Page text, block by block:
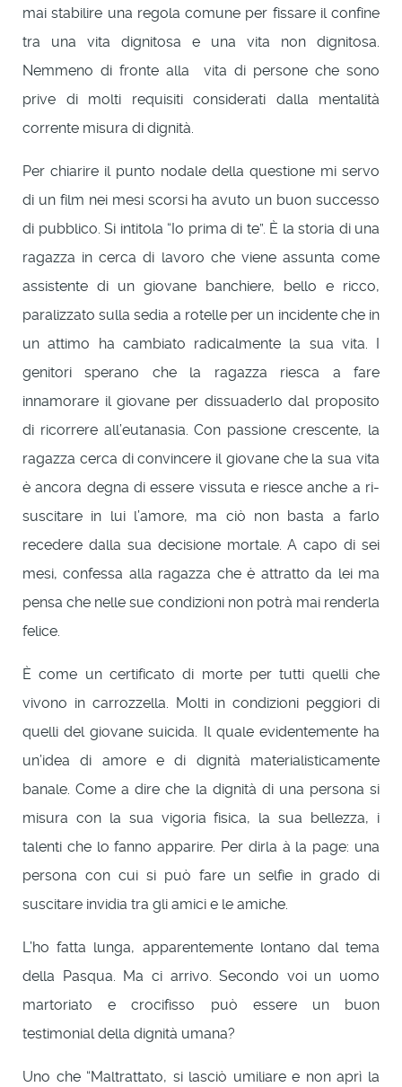
mai stabilire una regola comune per fissare il confine
tra una vita dignitosa e una vita non dignitosa.
Nemmeno di fronte alla vita di persone che sono
prive di molti requisiti considerati dalla mentalità
corrente misura di dignità.
Per chiarire il punto nodale della questione mi servo
di un film nei mesi scorsi ha avuto un buon successo
di pubblico. Si intitola “Io prima di te”. È la storia di una
ragazza in cerca di lavoro che viene assunta come
assistente di un giovane banchiere, bello e ricco,
paralizzato sulla sedia a rotelle per un incidente che in
un attimo ha cambiato radicalmente la sua vita. I
genitori sperano che la ragazza riesca a fare
innamorare il giovane per dissuaderlo dal proposito
di ricorrere all’eutanasia. Con passione crescente, la
ragazza cerca di convincere il giovane che la sua vita
è ancora degna di essere vissuta e riesce anche a ri-
suscitare in lui l’amore, ma ciò non basta a farlo
recedere dalla sua decisione mortale. A capo di sei
mesi, confessa alla ragazza che è attratto da lei ma
pensa che nelle sue condizioni non potrà mai renderla
felice.
È come un certificato di morte per tutti quelli che
vivono in carrozzella. Molti in condizioni peggiori di
quelli del giovane suicida. Il quale evidentemente ha
un’idea di amore e di dignità materialisticamente
banale. Come a dire che la dignità di una persona si
misura con la sua vigoria fisica, la sua bellezza, i
talenti che lo fanno apparire. Per dirla à la page: una
persona con cui si può fare un selfie in grado di
suscitare invidia tra gli amici e le amiche.
L’ho fatta lunga, apparentemente lontano dal tema
della Pasqua. Ma ci arrivo. Secondo voi un uomo
martoriato e crocifisso può essere un buon
testimonial della dignità umana?
Uno che “Maltrattato, si lasciò umiliare e non aprì la